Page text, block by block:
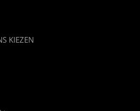
KIEZEN